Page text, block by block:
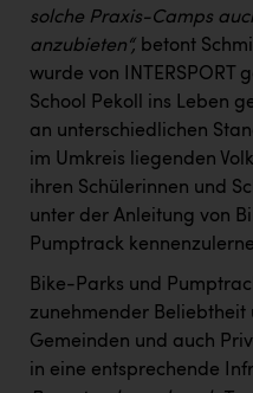
solche Praxis-Camps
anzubieten“, betont
wurde von INTERSPORT
School Pekoll ins Leben
an unterschiedlichen
im Umkreis liegenden
ihren Schülerinnen und
unter der Anleitung von
Pumptrack
Bike-Parks und
zunehmender
Gemeinden und auch
in eine entsprechende